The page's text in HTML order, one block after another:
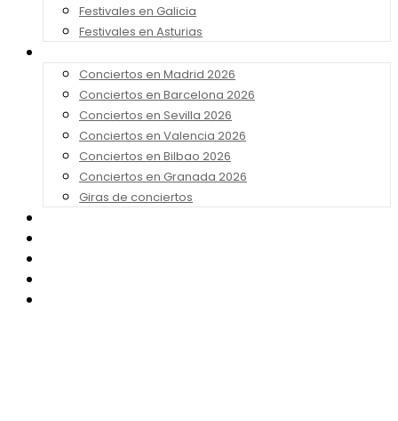
Festivales en Galicia
Festivales en Asturias
Conciertos en Madrid 2026
Conciertos en Barcelona 2026
Conciertos en Sevilla 2026
Conciertos en Valencia 2026
Conciertos en Bilbao 2026
Conciertos en Granada 2026
Giras de conciertos